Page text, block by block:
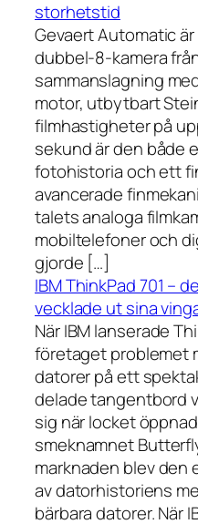
storhetstid
Gevaert Automatic
dubbel-8-kamera
sammanslagning
motor, utbytbart
filmhastigheter på
sekund är den både
fotohistoria och ett
avancerade
talets analoga
mobiltelefoner och
gjorde […]
IBM ThinkPad 701 –
vecklade ut sina
När IBM lanserade
företaget problemet
datorer på ett
delade tangentbord
sig när locket
smeknamnet
marknaden blev den
av datorhistoriens
bärbara datorer. När